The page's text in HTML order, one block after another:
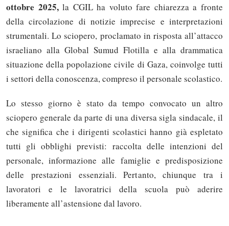
ottobre 2025,la CGIL ha voluto fare chiarezza a fronte
della circolazione di notizie imprecise e interpretazioni
strumentali. Lo sciopero, proclamato in risposta all’attacco
israeliano alla Global Sumud Flotilla e alla drammatica
situazione della popolazione civile di Gaza, coinvolge tutti
i settori della conoscenza, compreso il personale scolastico.
Lo stesso giorno è stato da tempo convocato un altro
sciopero generale da parte di una diversa sigla sindacale, il
che significa che i dirigenti scolastici hanno già espletato
tutti gli obblighi previsti: raccolta delle intenzioni del
personale, informazione alle famiglie e predisposizione
delle prestazioni essenziali. Pertanto, chiunque tra i
lavoratori e le lavoratrici della scuola può aderire
liberamente all’astensione dal lavoro.